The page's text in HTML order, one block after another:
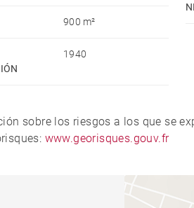
900 m²
1940
sobre los riesgos a los que se
www.georisques.gouv.fr